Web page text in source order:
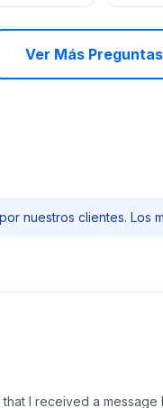
Ver Más Preguntas
nuestros clientes. Los
I received a